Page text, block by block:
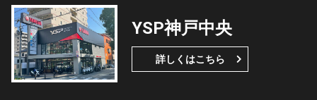
YSP神戸中央
詳しくはこちら